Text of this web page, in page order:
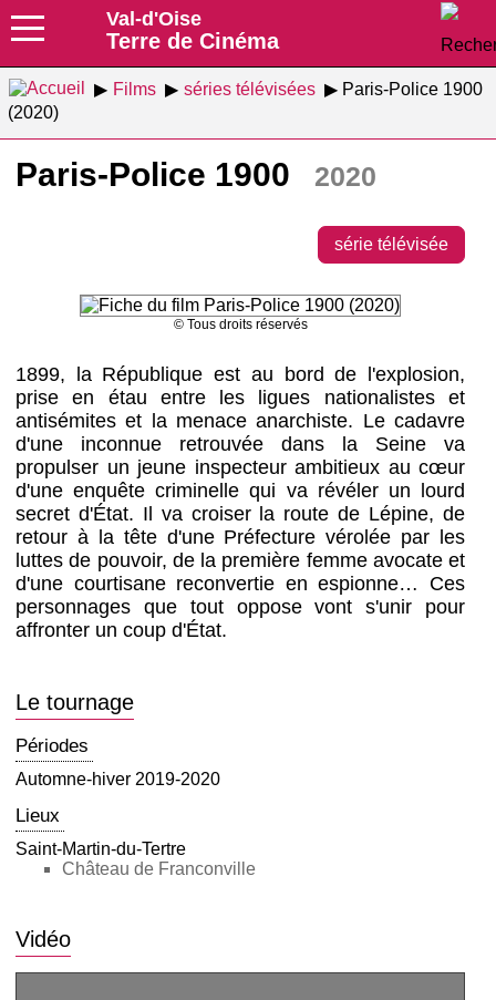
Val-d'Oise
Terre de Cinéma
Films séries télévisées
Paris-Police 1900
(2020)
Paris-Police 1900 2020
série télévisée
© Tous droits réservés
1899, la République est au bord de l'explosion,
prise en étau entre les ligues nationalistes et
antisémites et la menace anarchiste. Le cadavre
d'une inconnue retrouvée dans la Seine va
propulser un jeune inspecteur ambitieux au cœur
d'une enquête criminelle qui va révéler un lourd
secret d'État. Il va croiser la route de Lépine, de
retour à la tête d'une Préfecture vérolée par les
luttes de pouvoir, de la première femme avocate et
d'une courtisane reconvertie en espionne… Ces
personnages que tout oppose vont s'unir pour
affronter un coup d'État.
Le tournage
Périodes
Automne-hiver 2019-2020
Lieux
Saint-Martin-du-Tertre
Château de Franconville
Vidéo